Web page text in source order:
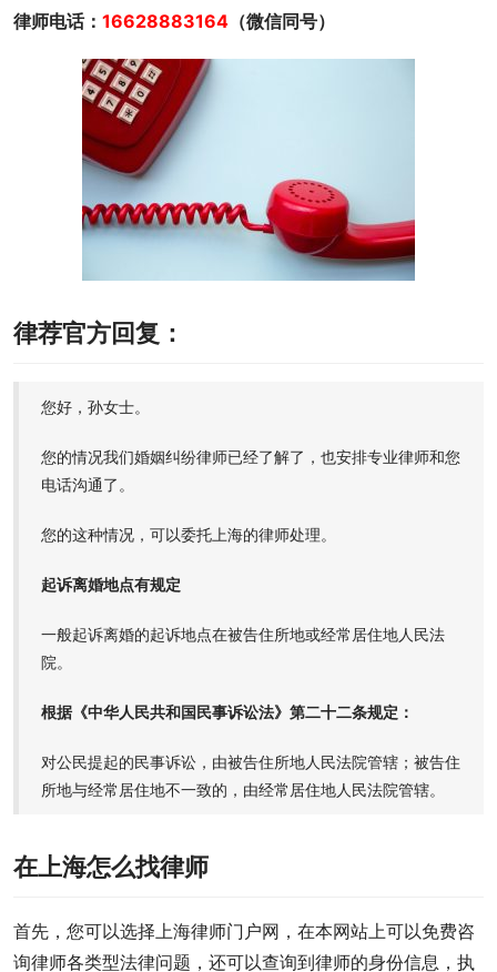
律师电话： 16628883164 （微信同号）
律荐官方回复：
您好，孙女士。
您的情况我们婚姻纠纷律师已经了解了，也安排专业律师和您
电话沟通了。
您的这种情况，可以委托上海的律师处理。
起诉离婚地点有规定
一般起诉离婚的起诉地点在被告住所地或经常居住地人民法
院。
根据《中华人民共和国民事诉讼法》第二十二条规定：
对公民提起的民事诉讼，由被告住所地人民法院管辖；被告住
所地与经常居住地不一致的，由经常居住地人民法院管辖。
在上海怎么找律师
首先，您可以选择上海律师门户网，在本网站上可以免费咨
询律师各类型法律问题，还可以查询到律师的身份信息，执